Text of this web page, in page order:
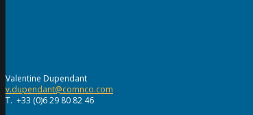
Valentine Dupendant
v.dupendant@comnco.com
T. +33 (0)6 29 80 82 46